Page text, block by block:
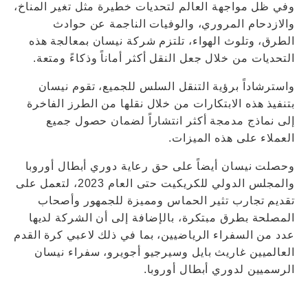
وفي ظل مواجهة العالم لتحديات خطيرة مثل تغير المناخ،
والازدحام المروري، والوفيات الناجمة عن حوادث
الطرق، وتلوث الهواء، تلتزم شركة نيسان بمعالجة هذه
التحديات من خلال جعل النقل أكثر أماناً وذكاءً ومتعة.
واسترشاداً برؤية التنقل السلس للجميع، تقوم نيسان
بتنفيذ هذه الابتكارات من خلال نقلها من الطرز الفاخرة
إلى نماذج مدمجة أكثر انتشاراً لضمان حصول جميع
العملاء على هذه الميزات.
وحصلت نيسان أيضاً على حق رعاية دوري أبطال أوروبا
والمجلس الدولي للكريكيت حتى العام 2023، لتعمل على
تقديم تجارب تثير الحماس ومميزة للجمهور وأصحاب
المصلحة بطرق مبتكرة، بالإضافة إلى أن الشركة لديها
عدد من السفراء الرياضيين، بما في ذلك لاعبي كرة القدم
العالميين غاريث بايل وسيرجيو أجويرو، سفراء نيسان
الرسميين لدوري أبطال أوروبا.